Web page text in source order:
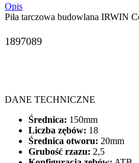
Opis
Piła tarczowa budowlana IRWIN
1897089
DANE TECHNICZNE
Średnica: 150mm
Liczba zębów: 18
Średnica otworu: 20mm
Grubość rzazu: 2,5